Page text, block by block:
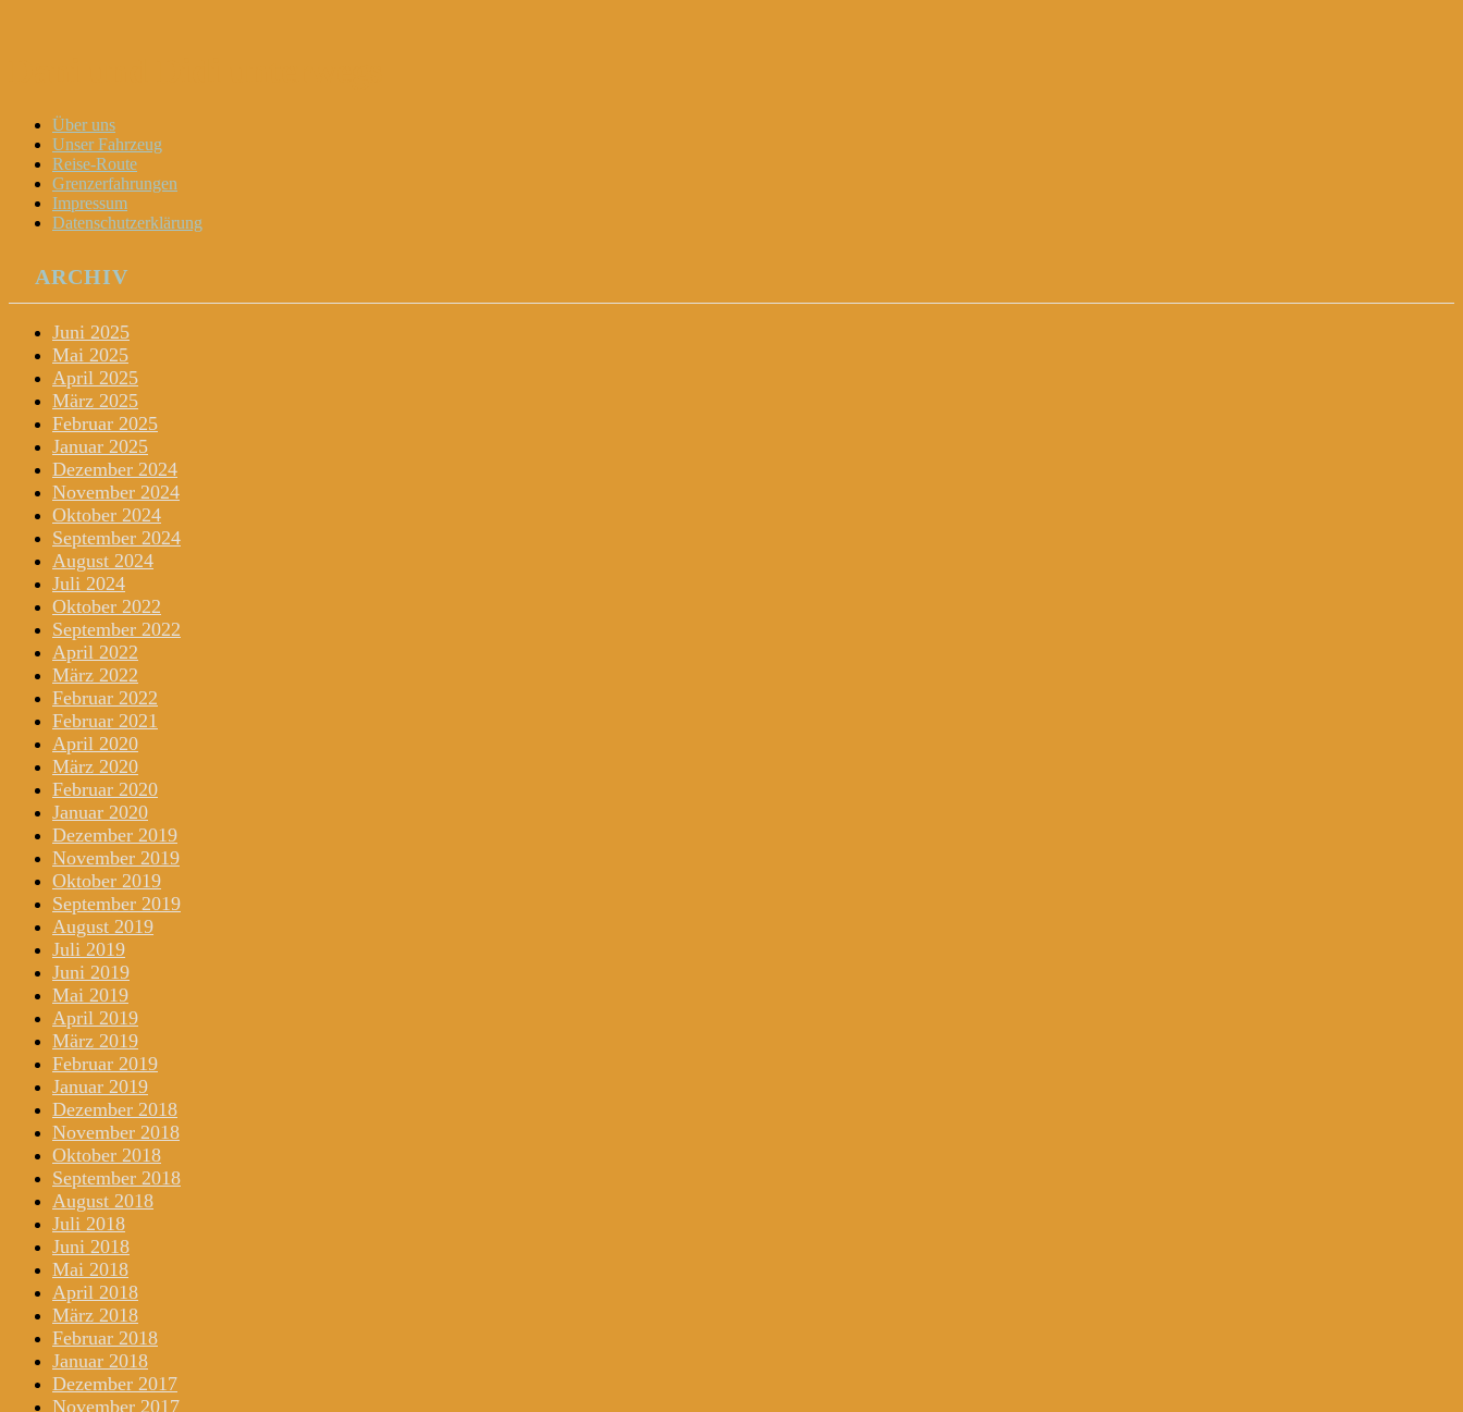
Menu
Widgets
Search
Skip
content
Über uns
Unser Fahrzeug
Reise-Route
Grenzerfahrungen
Impressum
Datenschutzerklärung
ARCHIV
Juni 2025
Mai 2025
April 2025
März 2025
Februar 2025
Januar 2025
Dezember 2024
November 2024
Oktober 2024
September 2024
August 2024
Juli 2024
Oktober 2022
September 2022
April 2022
März 2022
Februar 2022
Februar 2021
April 2020
März 2020
Februar 2020
Januar 2020
Dezember 2019
November 2019
Oktober 2019
September 2019
August 2019
Juli 2019
Juni 2019
Mai 2019
April 2019
März 2019
Februar 2019
Januar 2019
Dezember 2018
November 2018
Oktober 2018
September 2018
August 2018
Juli 2018
Juni 2018
Mai 2018
April 2018
März 2018
Februar 2018
Januar 2018
Dezember 2017
November 2017